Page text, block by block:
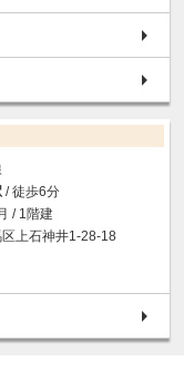
/ 徒歩6分
/ 1階建
上石神井1-28-18